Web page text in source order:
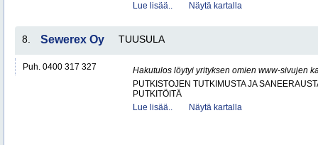
Lue lisää..
Näytä kartalla
8. Sewerex Oy TUUSULA
Puh. 0400 317 327
Hakutulos löytyi yrityksen omien www-sivujen
PUTKISTOJEN TUTKIMUSTA JA
PUTKITÖITÄ
Lue lisää..
Näytä kartalla